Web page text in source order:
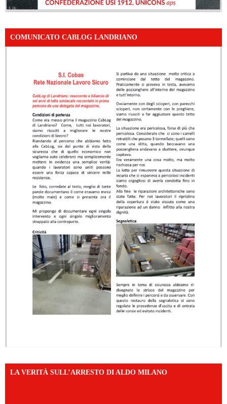
COMUNICATO CABLOG LANDRIANO
LA VERITÀ SULL’ARRESTO DI ALDO MILANO